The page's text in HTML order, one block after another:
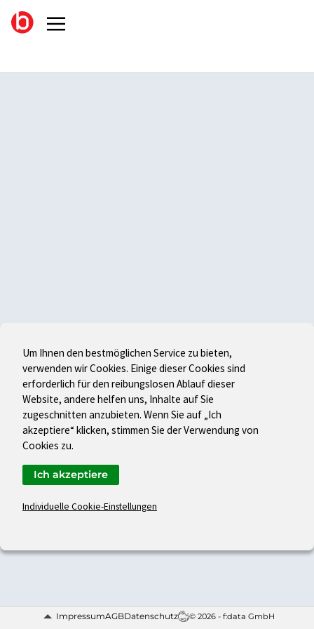
ImpressumAGBDatenschutz © 2026 - f:data GmbH
Um Ihnen den bestmöglichen Service zu bieten,
verwenden wir Cookies. Einige dieser Cookies sind
erforderlich für den reibungslosen Ablauf dieser
Website, andere helfen uns, Inhalte auf Sie
zugeschnitten anzubieten. Wenn Sie auf „Ich
akzeptiere“ klicken, stimmen Sie der Verwendung von
Cookies zu.
Individuelle Cookie-Einstellungen
Ich akzeptiere